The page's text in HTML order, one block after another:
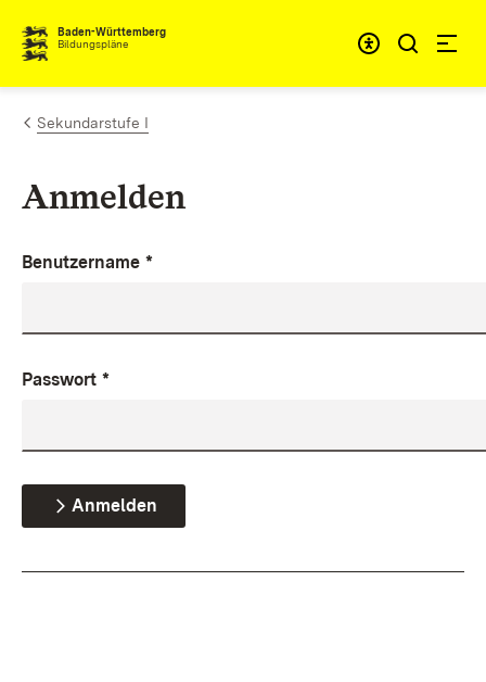
Zum Inhalt springen
Baden-Württemberg
Bildungspläne
Sekundarstufe I
Anmelden
Benutzername *
Passwort *
Anmelden